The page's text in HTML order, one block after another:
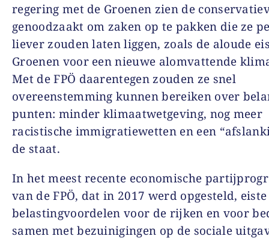
regering met de Groenen zien de
genoodzaakt om zaken op te pakken die ze
liever zouden laten liggen, zoals de aloude
Groenen voor een nieuwe alomvattende
Met de FPÖ daarentegen zouden ze snel
overeenstemming kunnen bereiken over
punten: minder klimaatwetgeving, nog meer
racistische immigratiewetten en een
de staat.
In het meest recente economische
van de FPÖ, dat in 2017 werd opgesteld,
belastingvoordelen voor de rijken en voor
samen met bezuinigingen op de sociale